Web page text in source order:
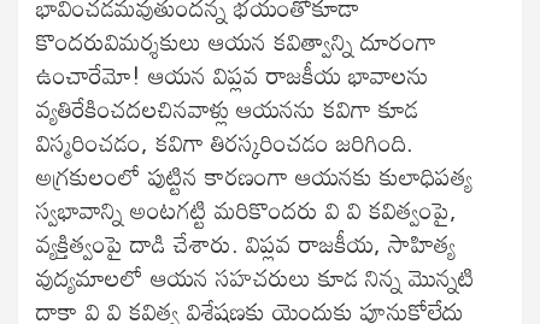
కొందరువిమర్శకులు ఆయన కవిత్వాన్ని దూరంగా
ఉంచారేమో! ఆయన విప్లవ రాజకీయ భావాలను
వ్యతిరేకించదలచినవాళ్లు ఆయనను కవిగా కూడ
విస్మరించడం, కవిగా తిరస్కరించడం జరిగింది.
అగ్రకులంలో పుట్టిన కారణంగా ఆయనకు కులాధిపత్య
స్వభావాన్ని అంటగట్టి మరికొందరు వి వి కవిత్వంపై,
వ్యక్తిత్వంపై దాడి చేశారు. విప్లవ రాజకీయ, సాహిత్య
వుద్యమాలలో ఆయన సహచరులు కూడ నిన్న మొన్నటి
దాకా వి వి కవిత్వ విశ్లేషణకు యెందుకు పూనుకోలేదు